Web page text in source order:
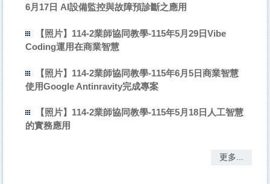
6月17日 AI設備監控與故障預診斷之應用
【照片】114-2業師協同教學-115年5月29日Vibe
Coding運用在商業智慧
【照片】114-2業師協同教學-115年6月5日商業智慧
使用Google Antinravity完成專案
【照片】114-2業師協同教學-115年5月18日人工智慧
的實務應用
更多...